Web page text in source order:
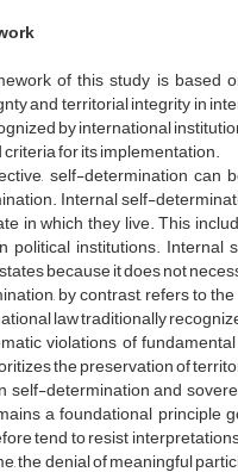
of this study is based
and territorial integrity in
by international
for its implementation.
self-determination
Internal self-
in which they live. This
political institutions.
because it does not
by contrast, refers to
law traditionally
violations of
the preservation of
self-determination and
a foundational principle
tend to resist
the denial of meaningful